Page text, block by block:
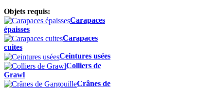
Objets requis:
Carapaces
épaisses
Carapaces
cuites
Ceintures usées
Colliers de
Grawl
Crânes de